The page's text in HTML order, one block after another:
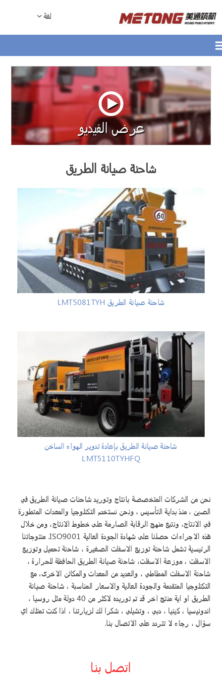
لغة
عرض الفيديو
شاحنة صيانة الطريق
شاحنة صيانة الطريق LMT5081TYH
شاحنة صيانة الطريق بإعادة تدوير الهواء الساخن
LMT5110TYHFQ
نحن من الشركات المتخصصة بانتاج وتوريد شاحنات صيانة الطريق في
الصين ، منذ بداية التأسيس ، ونحن نستخدم التكنلوجيا والمعدات المتطورة
في الانتاج، ونتبع منهج الرقابة الصارمة على خطوط الانتاج، ومن خلال
هذه الاجراءات حصلنا على شهادة الجودة العالية ISO9001. منتوجاتنا
الرئيسية تشمل شاحنة توزيع الاسفلت الصغيرة ، شاحنة تحميل وتوزيع
الاسفلت ، موزعة الاسفلت، شاحنة صيانة الطريق الحافظة للحرارة ،
شاحنة الاسفلت المطاطي ، والعديد من المعدات والمكائن الاخرى، مع
التكنلوجيا المتقدمة والجودة العالية والاسعار المناسبة ، شاحنة صيانة
الطريق او اية منتج اخر قد تم توريده لاكثر من 40 دولة مثل روسيا ،
اندونيسيا ، كينيا ، دبي ، وتشيلي ، شكرا لك لزيارتنا ، اذا كنت تمتلك اي
سؤال ، رجاء لا تتردد على الاتصال بنا.
اتصل بنا